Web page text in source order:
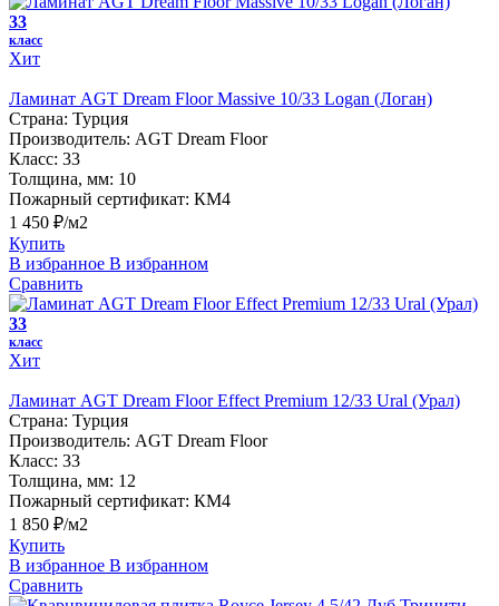
33
класс
Хит
Ламинат AGT Dream Floor Massive 10/33 Logan (Логан)
Страна: Турция
Производитель: AGT Dream Floor
Класс: 33
Толщина, мм: 10
Пожарный сертификат: КМ4
1 450 ₽/м2
Купить
В избранное В избранном
Сравнить
33
класс
Хит
Ламинат AGT Dream Floor Effect Premium 12/33 Ural (Урал)
Страна: Турция
Производитель: AGT Dream Floor
Класс: 33
Толщина, мм: 12
Пожарный сертификат: КМ4
1 850 ₽/м2
Купить
В избранное В избранном
Сравнить